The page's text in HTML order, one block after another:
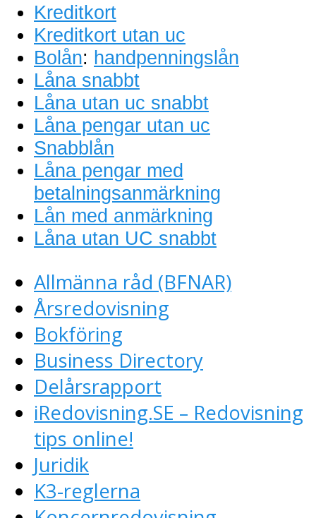
Kreditkort
Kreditkort utan uc
Bolån: handpenningslån
Låna snabbt
Låna utan uc snabbt
Låna pengar utan uc
Snabblån
Låna pengar med
betalningsanmärkning
Lån med anmärkning
Låna utan UC snabbt
Allmänna råd (BFNAR)
Årsredovisning
Bokföring
Business Directory
Delårsrapport
iRedovisning.SE – Redovisning
tips online!
Juridik
K3-reglerna